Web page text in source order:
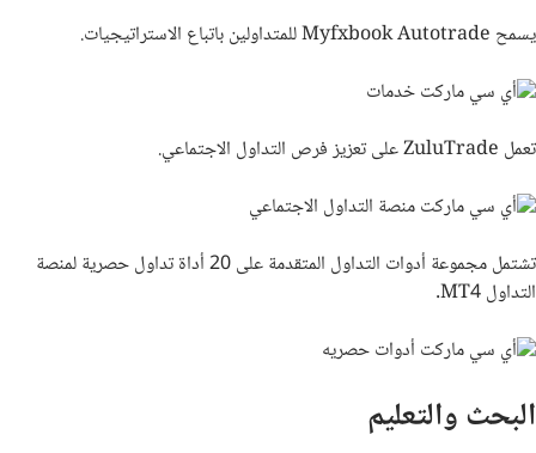
يسمح Myfxbook Autotradeللمتداولين باتباع الاستراتيجيات.
تعمل ZuluTradeعلى تعزيز فرص التداول الاجتماعي.
تشتمل مجموعة أدوات التداول المتقدمة على 20 أداة تداول حصرية لمنصة
التداولMT4
.
البحث والتعليم